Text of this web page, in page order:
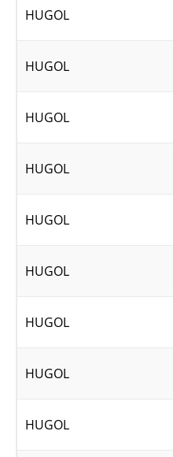
HUGOL
HUGOL
HUGOL
HUGOL
HUGOL
HUGOL
HUGOL
HUGOL
HUGOL